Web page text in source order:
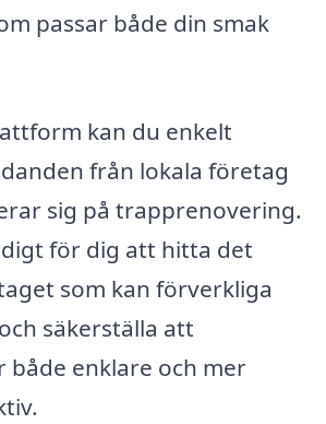
passar både din smak
kan du enkelt
från lokala företag
sig på trapprenovering.
för dig att hitta det
som kan förverkliga
säkerställa att
både enklare och mer